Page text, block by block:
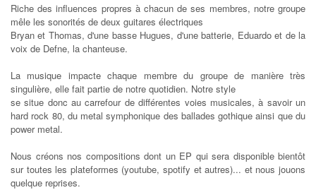
Riche des influences propres à chacun de ses membres, notre groupe
mêle les sonorités de deux guitares électriques
Bryan et Thomas, d'une basse Hugues, d'une batterie, Eduardo et de la
voix de Defne, la chanteuse.
La musique impacte chaque membre du groupe de manière très
singulière, elle fait partie de notre quotidien. Notre style
se situe donc au carrefour de différentes voies musicales, à savoir un
hard rock 80, du metal symphonique des ballades gothique ainsi que du
power metal.
Nous créons nos compositions dont un EP qui sera disponible bientôt
sur toutes les plateformes (youtube, spotify et autres)... et nous jouons
quelque reprises.